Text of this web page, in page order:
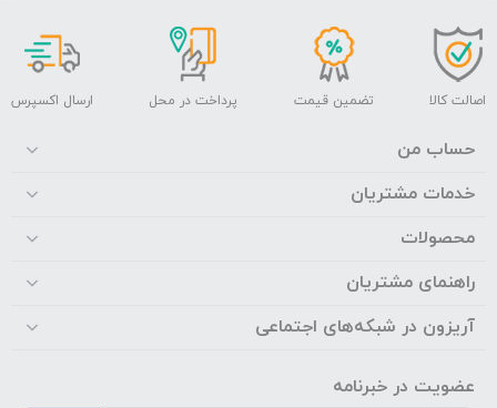
اصالت کالا تضمین قیمت پرداخت در محل ارسال اکسپرس
حساب من
خدمات مشتریان
محصولات
راهنمای مشتریان
آریزون در شبکه‌های اجتماعی
عضویت در خبرنامه